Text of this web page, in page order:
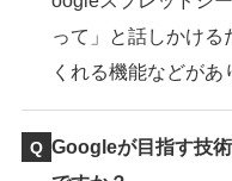
って」と話しかける
くれる機能などがあ
Googleが目指す技